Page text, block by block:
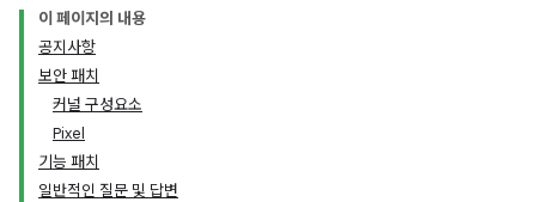
이 페이지의 내용
공지사항
보안 패치
커널 구성요소
Pixel
기능 패치
일반적인 질문 및 답변